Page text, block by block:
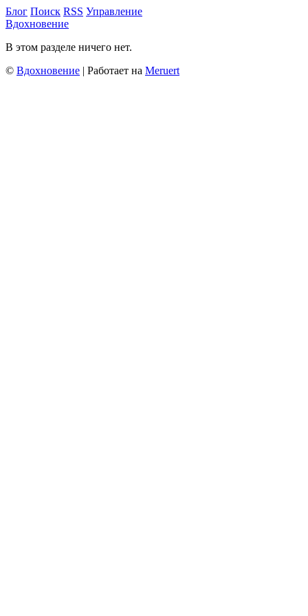
Блог Поиск RSS Управление
Вдохновение
В этом разделе ничего нет.
© Вдохновение | Работает на Meruert